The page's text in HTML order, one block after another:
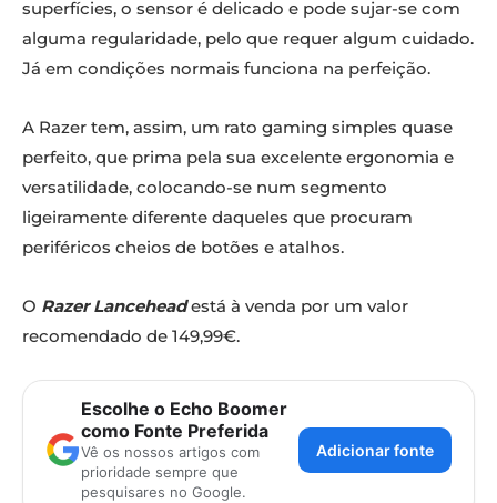
superfícies, o sensor é delicado e pode sujar-se com
alguma regularidade, pelo que requer algum cuidado.
Já em condições normais funciona na perfeição.
A Razer tem, assim, um rato gaming simples quase
perfeito, que prima pela sua excelente ergonomia e
versatilidade, colocando-se num segmento
ligeiramente diferente daqueles que procuram
periféricos cheios de botões e atalhos.
O Razer Lanceheadestá à venda por um valor
recomendado de 149,99€.
Escolhe o Echo Boomer
como Fonte Preferida
Vê os nossos artigos com
prioridade sempre que
pesquisares no Google.
Adicionar fonte